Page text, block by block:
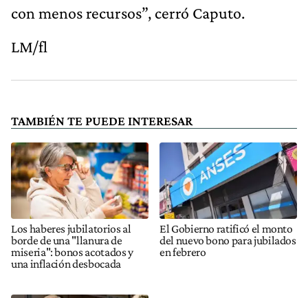
con menos recursos”, cerró Caputo.
LM/fl
TAMBIÉN TE PUEDE INTERESAR
Los haberes jubilatorios al
borde de una "llanura de
miseria": bonos acotados y
una inflación desbocada
El Gobierno ratificó el monto
del nuevo bono para jubilados
en febrero